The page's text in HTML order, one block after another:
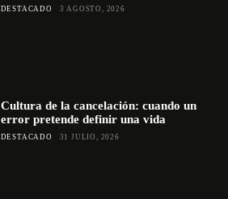
DESTACADO 3 AGOSTO, 2026
Cultura de la cancelación: cuando un
error pretende definir una vida
DESTACADO 31 JULIO, 2026